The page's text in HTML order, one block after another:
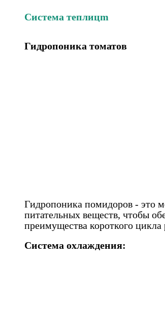
Система теплицm
Гидропоника томатов
Гидропоника помидоров - это
питательных веществ, чтобы
преимущества короткого
Система охлаждения: